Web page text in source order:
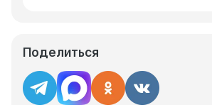
Поделиться